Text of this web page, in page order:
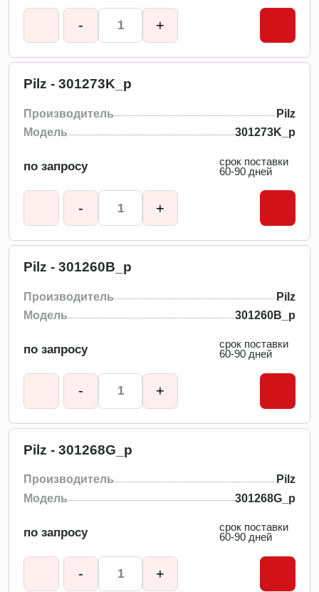
- +
Pilz - 301273K_p
Производитель
Pilz
Модель
301273K_p
по запросу
срок поставки
60-90 дней
- +
Pilz - 301260B_p
Производитель
Pilz
Модель
301260B_p
по запросу
срок поставки
60-90 дней
- +
Pilz - 301268G_p
Производитель
Pilz
Модель
301268G_p
по запросу
срок поставки
60-90 дней
- +